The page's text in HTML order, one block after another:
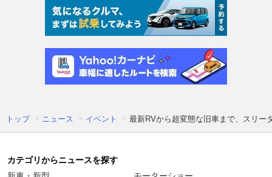
トップ ニュース イベント 最新RVから超変態な旧車まで、スリー
カテゴリからニュースを探す